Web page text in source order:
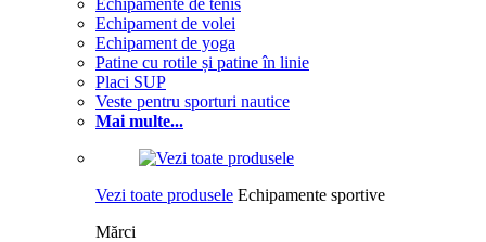
Echipamente de tenis
Echipament de volei
Echipament de yoga
Patine cu rotile și patine în linie
Placi SUP
Veste pentru sporturi nautice
Mai multe...
Vezi toate produsele Echipamente sportive
Mărci